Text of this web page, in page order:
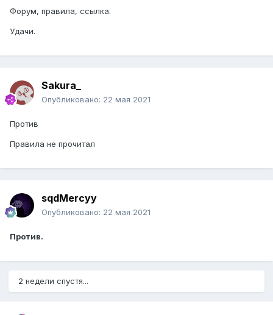
Форум, правила, ссылка.
Удачи.
Sakura_
Опубликовано: 22 мая 2021
Против
Правила не прочитал
sqdMercyy
Опубликовано: 22 мая 2021
Против.
2 недели спустя...